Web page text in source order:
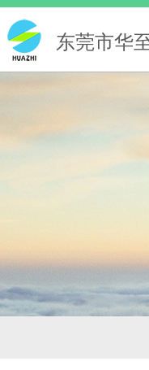
东莞市华